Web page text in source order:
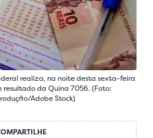
realiza, na noite desta sexta-feira
resultado da Quina 7056. (Foto:
Adobe Stock)